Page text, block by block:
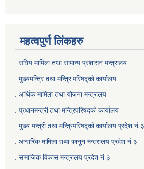
महत्वपुर्ण लिंकहरु
. संघिय मामिला तथा सामान्य प्रशासन मन्त्रालय
. मुख्यमन्त्रि तथा मन्त्रि परिषद्को कार्यालय
. आर्थिक मामिला तथा योजना मन्त्रालय
. प्रधानमन्त्री तथा मन्त्रिपरिषद्को कार्यालय
मुख्य मन्त्री तथा मन्त्रिपरिषद्को कार्यालय प्रदेश नं ३
आन्तरिक मामिला तथा कानून मन्त्रालय प्रदेश नं ३
सामाजिक विकास मन्त्रालय प्रदेश नं ३